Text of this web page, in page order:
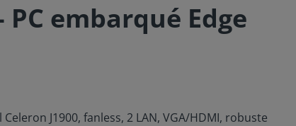
PC embarqué Edge
J1900, fanless, 2 LAN, VGA/HDMI, robuste